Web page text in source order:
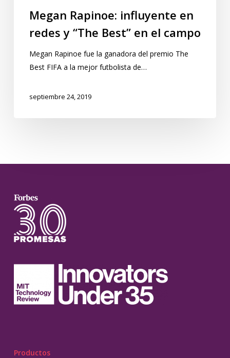
Megan Rapinoe: influyente en
redes y “The Best” en el campo
Megan Rapinoe fue la ganadora del premio The
Best FIFA a la mejor futbolista de…
septiembre 24, 2019
Productos